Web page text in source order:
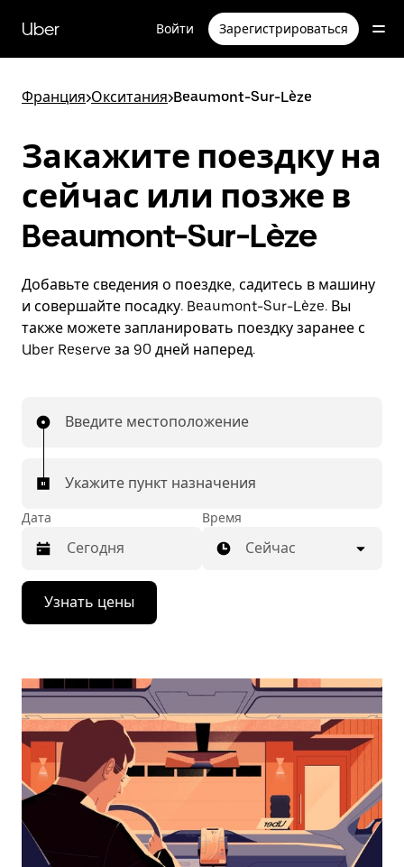
перейти
к
Uber Войти Зарегистрироваться
Франция>Окситания>Beaumont-Sur-Lèze
Закажите поездку на
сейчас или позже в
Beaumont-Sur-Lèze
Добавьте сведения о поездке, садитесь в машину
и совершайте посадку. Beaumont-Sur-Lèze. Вы
также можете запланировать поездку заранее с
Uber Reserve за 90 дней наперед.
Введите местоположение
Укажите пункт назначения
Дата
Нажмите
стрелку
вниз,
календарю
выбрать
дату.
Чтобы
закрыть
календарь,
нажмите
Esc.
Время
Сейчас
Узнать цены